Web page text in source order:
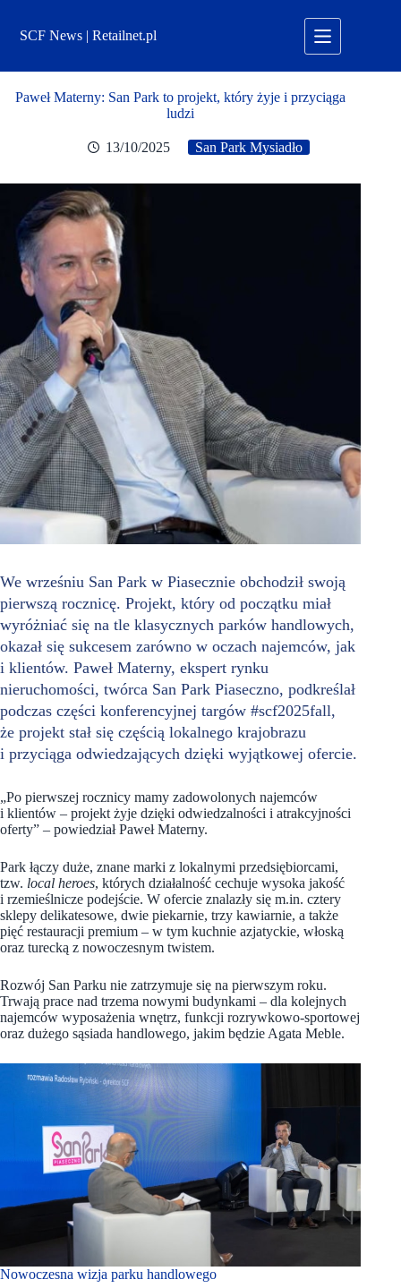
treściSCF News | Retailnet.pl
Paweł Materny: San Park to projekt, który żyje i przyciąga
ludzi
13/10/2025 San Park Mysiadło
We wrześniu San Park w Piasecznie obchodził swoją
pierwszą rocznicę. Projekt, który od początku miał
wyróżniać się na tle klasycznych parków handlowych,
okazał się sukcesem zarówno w oczach najemców, jak
i klientów. Paweł Materny, ekspert rynku
nieruchomości, twórca San Park Piaseczno, podkreślał
podczas części konferencyjnej targów #scf2025fall,
że projekt stał się częścią lokalnego krajobrazu
i przyciąga odwiedzających dzięki wyjątkowej ofercie.
„Po pierwszej rocznicy mamy zadowolonych najemców
i klientów – projekt żyje dzięki odwiedzalności i atrakcyjności
oferty” – powiedział Paweł Materny.
Park łączy duże, znane marki z lokalnymi przedsiębiorcami,
tzw. local heroes, których działalność cechuje wysoka jakość
i rzemieślnicze podejście. W ofercie znalazły się m.in. cztery
sklepy delikatesowe, dwie piekarnie, trzy kawiarnie, a także
pięć restauracji premium – w tym kuchnie azjatyckie, włoską
oraz turecką z nowoczesnym twistem.
Rozwój San Parku nie zatrzymuje się na pierwszym roku.
Trwają prace nad trzema nowymi budynkami – dla kolejnych
najemców wyposażenia wnętrz, funkcji rozrywkowo-sportowej
oraz dużego sąsiada handlowego, jakim będzie Agata Meble.
Nowoczesna wizja parku handlowego